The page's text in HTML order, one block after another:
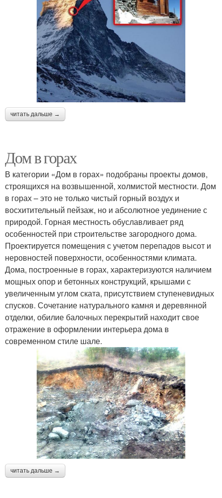
читать дальше →
Дом в горах
В категории «Дом в горах» подобраны проекты домов,
строящихся на возвышенной, холмистой местности. Дом
в горах – это не только чистый горный воздух и
восхитительный пейзаж, но и абсолютное уединение с
природой. Горная местность обуславливает ряд
особенностей при строительстве загородного дома.
Проектируется помещения с учетом перепадов высот и
неровностей поверхности, особенностями климата.
Дома, построенные в горах, характеризуются наличием
мощных опор и бетонных конструкций, крышами с
увеличенным углом ската, присутствием ступеневидных
спусков. Сочетание натурального камня и деревянной
отделки, обилие балочных перекрытий находит свое
отражение в оформлении интерьера дома в
современном стиле шале.
читать дальше →